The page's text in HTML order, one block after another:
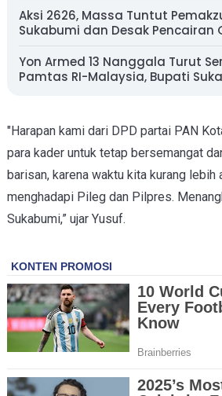
Aksi 2626, Massa Tuntut
Sukabumi dan Desak Pencairan
Yon Armed 13 Nanggala Turut
Pamtas RI-Malaysia, Bupati
"Harapan kami dari DPD partai PAN
para kader untuk tetap bersemangat
barisan, karena waktu kita kurang lebih
menghadapi Pileg dan Pilpres.
Sukabumi,” ujar Yusuf.